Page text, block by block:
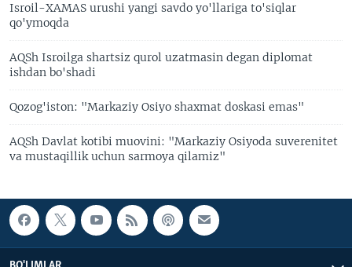
Isroil-XAMAS urushi yangi savdo yo'llariga to'siqlar
qo'ymoqda
AQSh Isroilga shartsiz qurol uzatmasin degan diplomat
ishdan bo'shadi
Qozog'iston: "Markaziy Osiyo shaxmat doskasi emas"
AQSh Davlat kotibi muovini: "Markaziy Osiyoda suverenitet
va mustaqillik uchun sarmoya qilamiz"